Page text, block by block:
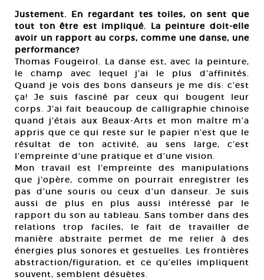
Justement. En regardant tes toiles, on sent que
tout ton être est impliqué. La peinture doit-elle
avoir un rapport au corps, comme une danse, une
performance?
Thomas Fougeirol. La danse est, avec la peinture,
le champ avec lequel j’ai le plus d’affinités.
Quand je vois des bons danseurs je me dis: c’est
ça! Je suis fasciné par ceux qui bougent leur
corps. J’ai fait beaucoup de calligraphie chinoise
quand j’étais aux Beaux-Arts et mon maître m’a
appris que ce qui reste sur le papier n’est que le
résultat de ton activité, au sens large, c’est
l’empreinte d’une pratique et d’une vision.
Mon travail est l’empreinte des manipulations
que j’opère, comme on pourrait enregistrer les
pas d’une souris ou ceux d’un danseur. Je suis
aussi de plus en plus aussi intéressé par le
rapport du son au tableau. Sans tomber dans des
relations trop faciles, le fait de travailler de
manière abstraite permet de me relier à des
énergies plus sonores et gestuelles. Les frontières
abstraction/figuration, et ce qu’elles impliquent
souvent, semblent désuètes.